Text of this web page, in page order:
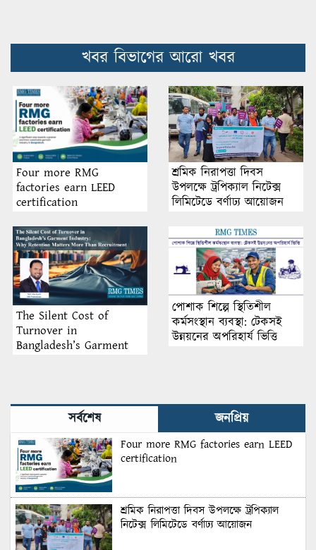
খবর বিভাগের আরো খবর
Four more RMG
factories earn LEED
certification
শ্রমিক নিরাপত্তা দিবস
উপলক্ষে ট্রপিক্যাল নিটেক্স
লিমিটেডে বর্ণাঢ্য আয়োজন
The Silent Cost of
Turnover in
Bangladesh’s Garment
পোশাক শিল্পে স্থিতিশীল
কর্মসংস্থান ব্যবস্থা: টেকসই
উন্নয়নের অপরিহার্য ভিত্তি
সর্বশেষ জনপ্রিয়
Four more RMG factories earn LEED
certification
শ্রমিক নিরাপত্তা দিবস উপলক্ষে ট্রপিক্যাল
নিটেক্স লিমিটেডে বর্ণাঢ্য আয়োজন